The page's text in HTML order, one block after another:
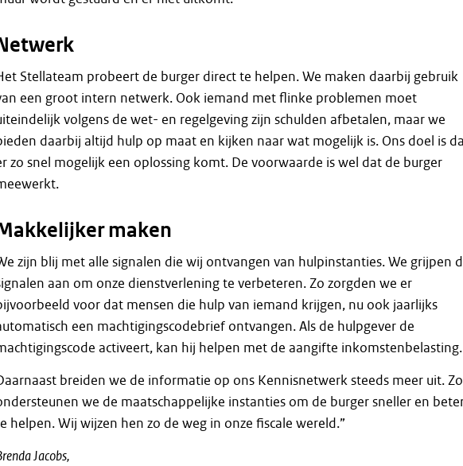
Stellateam probeert de burger direct te helpen. We maken daarbij gebruik
een groot intern netwerk. Ook iemand met flinke problemen moet
volgens de wet- en regelgeving zijn schulden afbetalen, maar we
daarbij altijd hulp op maat en kijken naar wat mogelijk is. Ons doel is
zo snel mogelijk een oplossing komt. De voorwaarde is wel dat de burger
maken
zijn blij met alle signalen die wij ontvangen van hulpinstanties. We grijpen
aan om onze dienstverlening te verbeteren. Zo zorgden we er
voor dat mensen die hulp van iemand krijgen, nu ook jaarlijks
een machtigingscodebrief ontvangen. Als de hulpgever de
activeert, kan hij helpen met de aangifte inkomstenbelasting.
breiden we de informatie op ons Kennisnetwerk steeds meer uit. Zo
we de maatschappelijke instanties om de burger sneller en
helpen. Wij wijzen hen zo de weg in onze fiscale wereld.”
Jacobs,